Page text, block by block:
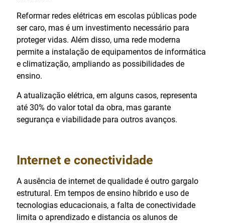
Reformar redes elétricas em escolas públicas pode
ser caro, mas é um investimento necessário para
proteger vidas. Além disso, uma rede moderna
permite a instalação de equipamentos de informática
e climatização, ampliando as possibilidades de
ensino.
A atualização elétrica, em alguns casos, representa
até 30% do valor total da obra, mas garante
segurança e viabilidade para outros avanços.
Internet e conectividade
A ausência de internet de qualidade é outro gargalo
estrutural. Em tempos de ensino híbrido e uso de
tecnologias educacionais, a falta de conectividade
limita o aprendizado e distancia os alunos de